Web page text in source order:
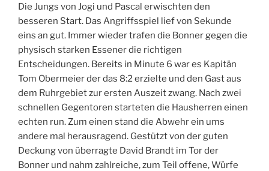
Die Jungs von Jogi und Pascal erwischten den
besseren Start. Das Angriffsspiel lief von Sekunde
eins an gut. Immer wieder trafen die Bonner gegen die
physisch starken Essener die richtigen
Entscheidungen. Bereits in Minute 6 war es Kapitän
Tom Obermeier der das 8:2 erzielte und den Gast aus
dem Ruhrgebiet zur ersten Auszeit zwang. Nach zwei
schnellen Gegentoren starteten die Hausherren einen
echten run. Zum einen stand die Abwehr ein ums
andere mal herausragend. Gestützt von der guten
Deckung von überragte David Brandt im Tor der
Bonner und nahm zahlreiche, zum Teil offene, Würfe